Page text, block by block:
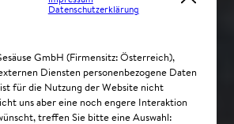
Datenschutzerklärung
GmbH (Firmensitz: Österreich),
Diensten personenbezogene Daten
für die Nutzung der Website nicht
uns aber eine noch engere Interaktion
treffen Sie bitte eine Auswahl: